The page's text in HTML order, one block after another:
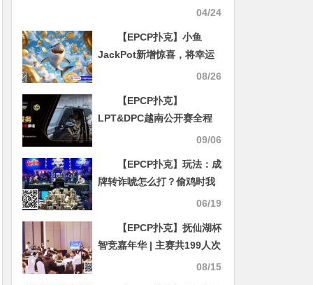
突然换档，百万买入变十04/24
【EPCP扑克】小鱼
JackPot新增惊喜，将幸运
08/26
【EPCP扑克】
LPT&DPC越南公开赛全程
24小时接送机服务 赛事导航
09/06
【EPCP扑克】玩法：成
牌转诈唬怎么打？偷鸡时我
06/19
【EPCP扑克】抚仙湖杯
智竞嘉年华 | 主赛共199人次
参赛42人晋级第二轮，彭08/15